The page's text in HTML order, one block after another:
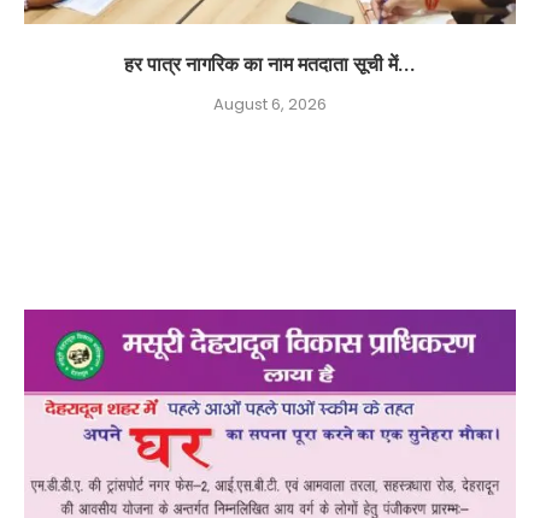
हर पात्र नागरिक का नाम मतदाता सूची में...
August 6, 2026